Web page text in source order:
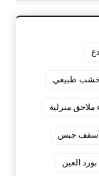
خشب طبيعي
ملاحق منزلية
أسقف جبس
العين